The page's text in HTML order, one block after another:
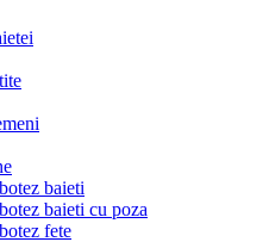
baieti
baieti cu poza
fete